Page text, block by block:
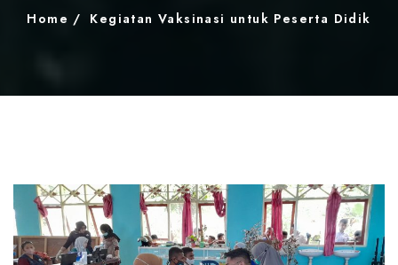
Home Kegiatan Vaksinasi untuk Peserta Didik